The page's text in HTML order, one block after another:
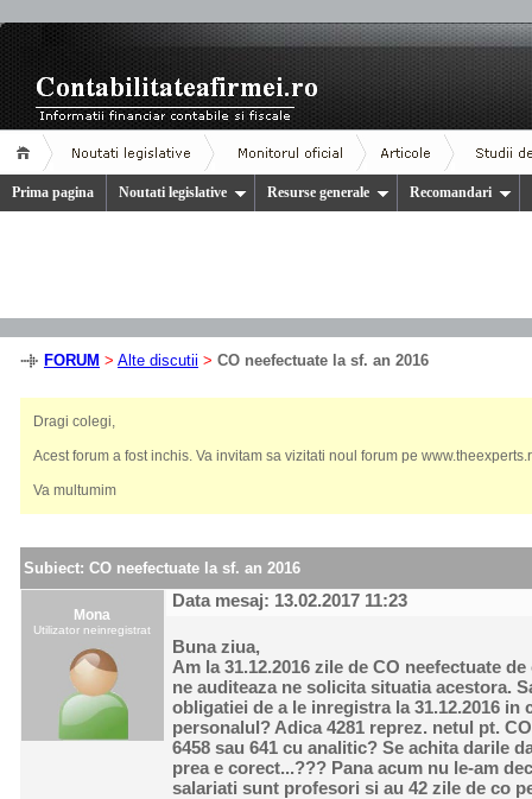
Prima pagina Noutati legislative Resurse generale Recomandari
FORUM > Alte discutii > CO neefectuate la sf. an 2016
Dragi colegi,
Acest forum a fost inchis. Va invitam sa vizitati noul forum pe
Va multumim
Subiect: CO neefectuate la sf. an 2016
Mona
Utilizator neinregistrat
Data mesaj: 13.02.2017 11:23
Buna ziua,
Am la 31.12.2016 zile de CO neefectuate
ne auditeaza ne solicita situatia acestora.
obligatiei de a le inregistra la 31.12.2016 in
personalul? Adica 4281 reprez. netul pt.
6458 sau 641 cu analitic? Se achita darile
prea e corect...??? Pana acum nu le-am
salariati sunt profesori si au 42 zile de co